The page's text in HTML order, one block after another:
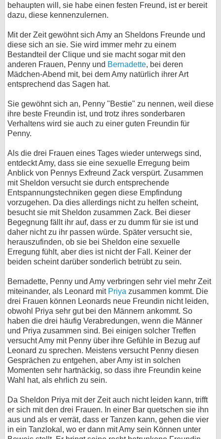
behaupten will, sie habe einen festen Freund, ist er bereit
dazu, diese kennenzulernen.
Mit der Zeit gewöhnt sich Amy an Sheldons Freunde und
diese sich an sie. Sie wird immer mehr zu einem
Bestandteil der Clique und sie macht sogar mit den
anderen Frauen, Penny und Bernadette, bei deren
Mädchen-Abend mit, bei dem Amy natürlich ihrer Art
entsprechend das Sagen hat.
Sie gewöhnt sich an, Penny "Bestie" zu nennen, weil diese
ihre beste Freundin ist, und trotz ihres sonderbaren
Verhaltens wird sie auch zu einer guten Freundin für
Penny.
Als die drei Frauen eines Tages wieder unterwegs sind,
entdeckt Amy, dass sie eine sexuelle Erregung beim
Anblick von Pennys Exfreund Zack verspürt. Zusammen
mit Sheldon versucht sie durch entsprechende
Entspannungstechniken gegen diese Empfindung
vorzugehen. Da dies allerdings nicht zu helfen scheint,
besucht sie mit Sheldon zusammen Zack. Bei dieser
Begegnung fällt ihr auf, dass er zu dumm für sie ist und
daher nicht zu ihr passen würde. Später versucht sie,
herauszufinden, ob sie bei Sheldon eine sexuelle
Erregung fühlt, aber dies ist nicht der Fall. Keiner der
beiden scheint darüber sonderlich betrübt zu sein.
Bernadette, Penny und Amy verbringen sehr viel mehr Zeit
miteinander, als Leonard mit Priya zusammen kommt. Die
drei Frauen können Leonards neue Freundin nicht leiden,
obwohl Priya sehr gut bei den Männern ankommt. So
haben die drei häufig Verabredungen, wenn die Männer
und Priya zusammen sind. Bei einigen solcher Treffen
versucht Amy mit Penny über ihre Gefühle in Bezug auf
Leonard zu sprechen. Meistens versucht Penny diesen
Gesprächen zu entgehen, aber Amy ist in solchen
Momenten sehr hartnäckig, so dass ihre Freundin keine
Wahl hat, als ehrlich zu sein.
Da Sheldon Priya mit der Zeit auch nicht leiden kann, trifft
er sich mit den drei Frauen. In einer Bar quetschen sie ihn
aus und als er verrät, dass er Tanzen kann, gehen die vier
in ein Tanzlokal, wo er dann mit Amy sein Können unter